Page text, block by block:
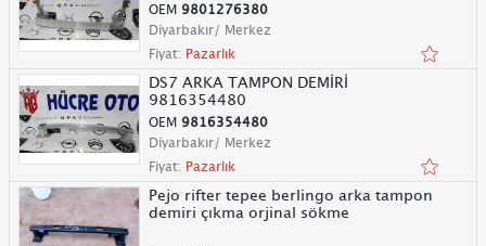
OEM 9801276380
Diyarbakır/ Merkez
Fiyat: Pazarlık
DS7 ARKA TAMPON DEMİRİ
9816354480
OEM 9816354480
Diyarbakır/ Merkez
Fiyat: Pazarlık
Pejo rifter tepee berlingo arka tampon
demiri çıkma orjinal sökme